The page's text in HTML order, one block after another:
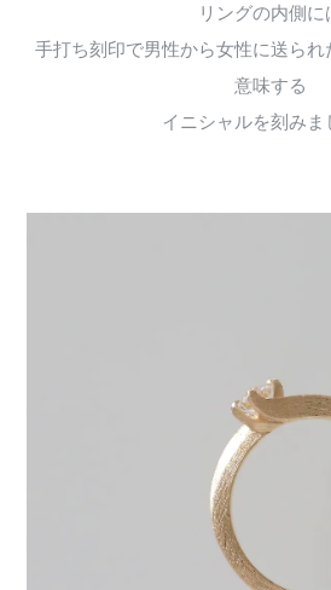
リングの内側に
手打ち刻印で男性から女性に送ら
意味する
イニシャルを刻みま